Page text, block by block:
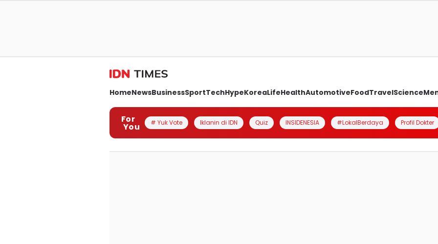
HomeNewsBusinessSportTechHypeKoreaLifeHealthAutomotiveFoodTravelScience
For
You # Yuk Vote Iklanin di IDN Quiz INSIDENESIA #LokalBerdaya Profil Dokter